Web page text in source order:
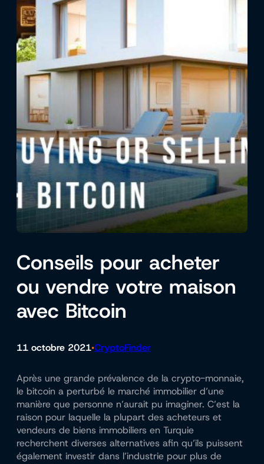
Conseils pour acheter
ou vendre votre maison
avec Bitcoin
11 octobre 2021•CryptoFinder
Après une grande prévalence de la crypto-monnaie,
le bitcoin a perturbé le marché immobilier d’une
manière que personne n’aurait pu imaginer. C’est la
raison pour laquelle la plupart des acheteurs et
vendeurs de biens immobiliers en Turquie
recherchent diverses alternatives afin qu’ils puissent
également investir dans l’industrie pour plus de